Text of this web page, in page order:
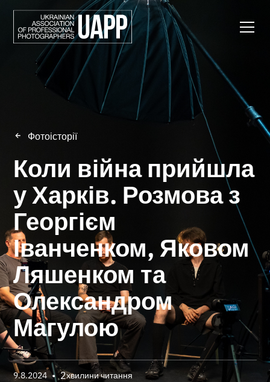
Фотоісторії
Коли війна прийшла
у Харків. Розмова з
Георгієм
Іванченком, Яковом
Ляшенком та
Олександром
Магулою
9.8.2024 • 2хвилини читання